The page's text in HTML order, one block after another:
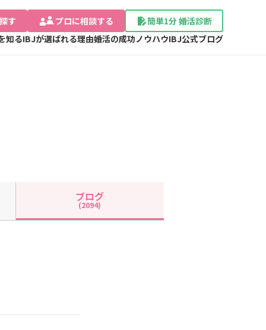
す プロに相談する
簡単1分 婚活診断
知るIBJが選ばれる理由婚活の成功ノウハウIBJ公式ブログ
ブログ
(2094)